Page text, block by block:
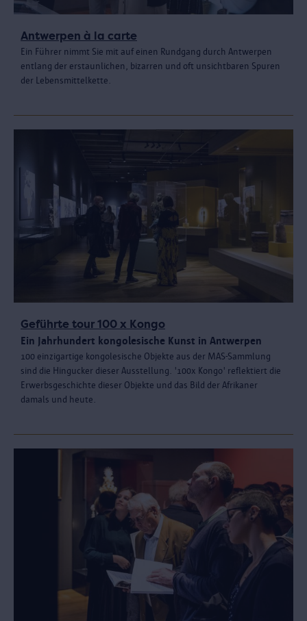
Antwerpen à la carte
Ein Führer nimmt Sie mit auf einen Rundgang durch Antwerpen
entlang der erstaunlichen, bizarren und oft unsichtbaren Spuren
der Lebensmittelkette.
Geführte tour 100 x Kongo
Ein Jahrhundert kongolesische Kunst in Antwerpen
100 einzigartige kongolesische Objekte aus der MAS-Sammlung
sind die Hingucker dieser Ausstellung. '100x Kongo' reflektiert die
Erwerbsgeschichte dieser Objekte und das Bild der Afrikaner
damals und heute.